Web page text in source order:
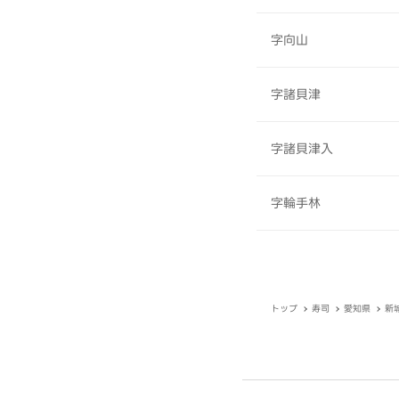
字向山
字諸貝津
字諸貝津入
字輪手林
トップ 寿司 愛知県 新